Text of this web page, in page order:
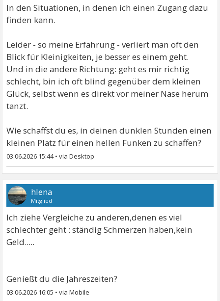
In den Situationen, in denen ich einen Zugang dazu
finden kann.
Leider - so meine Erfahrung - verliert man oft den
Blick für Kleinigkeiten, je besser es einem geht.
Und in die andere Richtung: geht es mir richtig
schlecht, bin ich oft blind gegenüber dem kleinen
Glück, selbst wenn es direkt vor meiner Nase herum
tanzt.
Wie schaffst du es, in deinen dunklen Stunden einen
kleinen Platz für einen hellen Funken zu schaffen?
03.06.2026 15:44•
hlena
Mitglied
Ich ziehe Vergleiche zu anderen,denen es viel
schlechter geht : ständig Schmerzen haben,kein
Geld.....
Genießt du die Jahreszeiten?
03.06.2026 16:05 •